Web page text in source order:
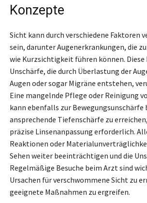
Konzepte
Sicht kann durch verschiedene Faktoren
sein, darunter Augenerkrankungen, die
wie Kurzsichtigkeit führen können. Diese
Unschärfe, die durch Überlastung der
Augen oder sogar Migräne entstehen,
Eine mangelnde Pflege oder Reinigung
kann ebenfalls zur Bewegungsunschärfe
ansprechende Tiefenschärfe zu
präzise Linsenanpassung erforderlich.
Reaktionen oder
Sehen weiter beeinträchtigen und die
Regelmäßige Besuche beim Arzt sind
Ursachen für verschwommene Sicht zu
geeignete Maßnahmen zu ergreifen.